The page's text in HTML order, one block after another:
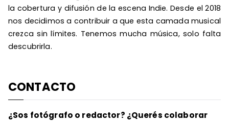
la cobertura y difusión de la escena Indie. Desde el 2018
nos decidimos a contribuir a que esta camada musical
crezca sin límites. Tenemos mucha música, solo falta
descubrirla.
CONTACTO
¿Sos fotógrafo o redactor? ¿Querés colaborar